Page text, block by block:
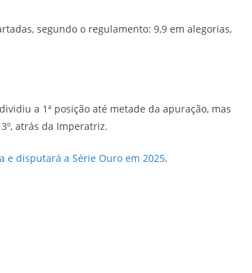
segundo o regulamento: 9,9 em alegorias,
a 1ª posição até metade da apuração, mas
atrás da Imperatriz.
e disputará a Série Ouro em 2025.